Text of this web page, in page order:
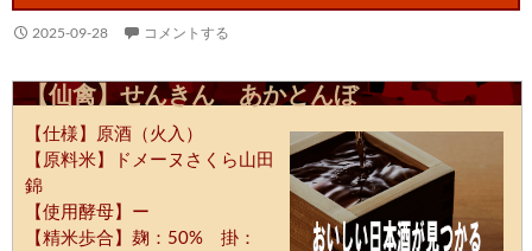
2025-09-28 コメントする
【仙禽】せんきん あかとんぼ
【仕様】原酒（火入）
【原料米】ドメーヌさくら山田
錦
【使用酵母】ー
【精米歩合】麹：50% 掛：